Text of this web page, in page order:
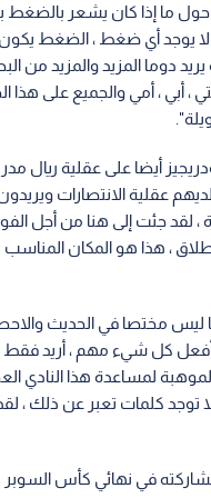
ما إذا كان يشعر بالضغط
يوجد أي ضغط ، الضغط يكون
يريد دوما المزيد والمزيد من
، أبي ، أمي والجميع على
أيضا على عقلية ريال
عقلية الانتصارات
، لقد جئت إلى هنا من أجل
، هذا هو المكان
ليس مختصا في الحديث
كل شيء مهم ، أريد فقط
لمساعدة هذا النادي
توجد كلمات تعبر عن ذلك ،
في نهائي كأس السوبر